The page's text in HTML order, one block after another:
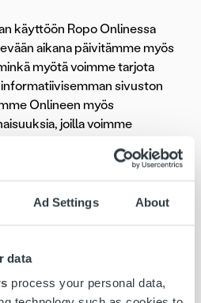
Ad Settings About
data
process your personal data,
käyttöön Ropo Onlinessa
aikana päivitämme myös
myötä voimme tarjota
sivuston
Onlineen myös
joilla voimme
sitä mukaa, kun
voi tarkistaa laskun tilanteen ja
tilinumeron liikamaksun